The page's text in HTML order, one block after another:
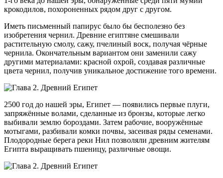
крокодилов, похороненных рядом друг с другом.
Иметь письменный папирус было бы бесполезно без
изобретения чернил. Древние египтяне смешивали
растительную смолу, сажу, пчелиный воск, получая чёрные
чернила. Окончательным вариантом они заменили сажу
другими материалами: красной охрой, создавая различные
цвета чернил, получив уникальное достижение того времени.
2500 год до нашей эры, Египет — появились первые плуги,
запряжённые волами, сделанные из бронзы, которые легко
выбивали землю бороздами. Затем рабочие, вооружённые
мотыгами, разбивали комки почвы, засеивая ряды семенами.
Плодородные берега реки Нил позволяли древним жителям
Египта выращивать пшеницу, различные овощи.